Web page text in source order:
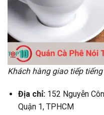
Khách hàng giao tiếp
Địa chỉ:152 Nguyễn
Quận 1, TPHCM